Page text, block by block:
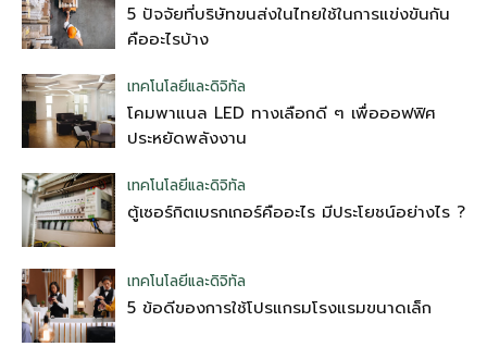
5 ปัจจัยที่บริษัทขนส่งในไทยใช้ในการแข่งขันกัน
คืออะไรบ้าง
เทคโนโลยีและดิจิทัล
โคมพาแนล LED ทางเลือกดี ๆ เพื่อออฟฟิศ
ประหยัดพลังงาน
เทคโนโลยีและดิจิทัล
ตู้เซอร์กิตเบรกเกอร์คืออะไร มีประโยชน์อย่างไร ?
เทคโนโลยีและดิจิทัล
5 ข้อดีของการใช้โปรแกรมโรงแรมขนาดเล็ก